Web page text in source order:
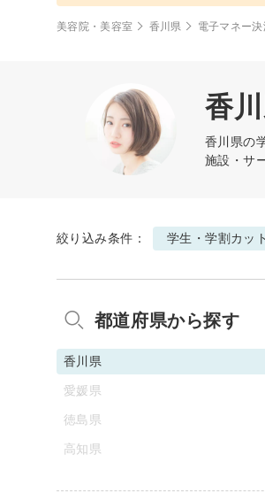
美容院・美容室 香川県 電子マネー
香
香川県の
施設・サ
絞り込み条件： 学生・学割カット
都道府県から探す
香川県
愛媛県
徳島県
高知県